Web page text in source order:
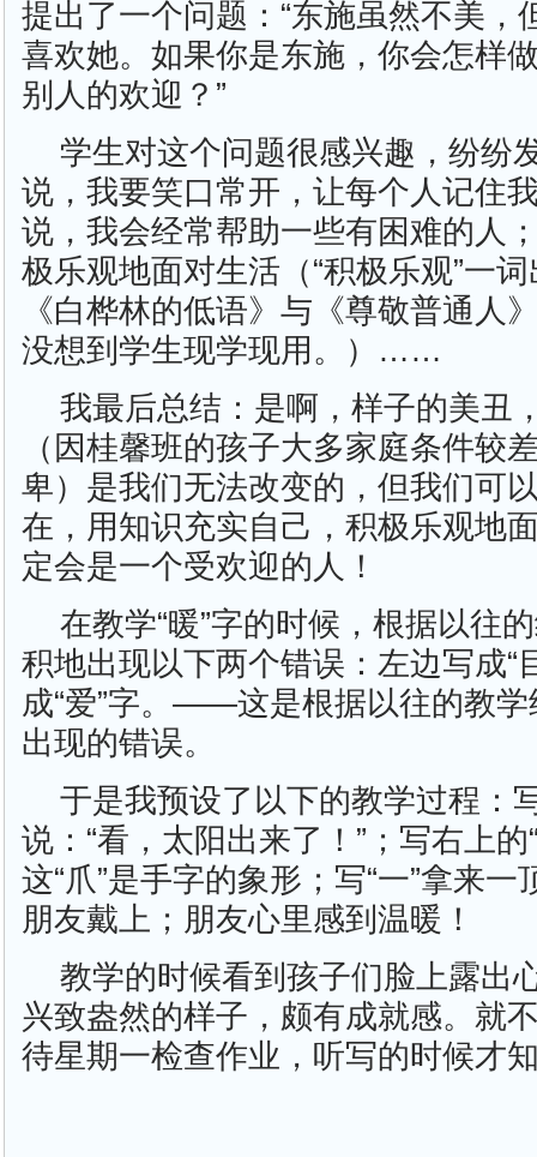
提出了一个问题：“东施虽然不美，
喜欢她。如果你是东施，你会怎样
别人的欢迎？”
学生对这个问题很感兴趣，纷纷
说，我要笑口常开，让每个人记住
说，我会经常帮助一些有困难的人
极乐观地面对生活（“积极乐观”一
《白桦林的低语》与《尊敬普通人
没想到学生现学现用。）……
我最后总结：是啊，样子的美丑
（因桂馨班的孩子大多家庭条件较
卑）是我们无法改变的，但我们可
在，用知识充实自己，积极乐观地
定会是一个受欢迎的人！
在教学“暖”字的时候，根据以往
积地出现以下两个错误：左边写成“
成“爱”字。——这是根据以往的教
出现的错误。
于是我预设了以下的教学过程：
说：“看，太阳出来了！”；写右上的
这“爪”是手字的象形；写“一”拿来一
朋友戴上；朋友心里感到温暖！
教学的时候看到孩子们脸上露出
兴致盎然的样子，颇有成就感。就
待星期一检查作业，听写的时候才